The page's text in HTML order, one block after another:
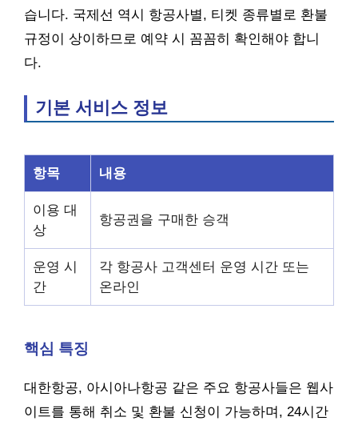
습니다. 국제선 역시 항공사별, 티켓 종류별로 환불
규정이 상이하므로 예약 시 꼼꼼히 확인해야 합니
다.
기본 서비스 정보
항목 내용
이용 대
상
항공권을 구매한 승객
운영 시
간
각 항공사 고객센터 운영 시간 또는
온라인
핵심 특징
대한항공, 아시아나항공 같은 주요 항공사들은 웹사
이트를 통해 취소 및 환불 신청이 가능하며, 24시간